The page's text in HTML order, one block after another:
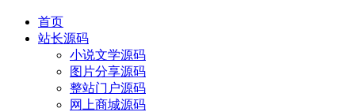
首页
站长源码
小说文学源码
图片分享源码
整站门户源码
网上商城源码